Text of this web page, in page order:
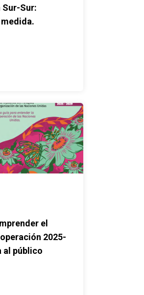
Sur-Sur:
el
2025-
al público